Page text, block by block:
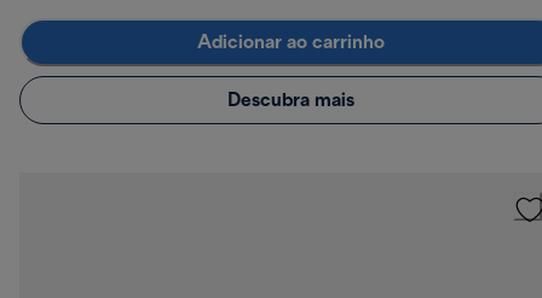
Adicionar ao carrinho
Descubra mais